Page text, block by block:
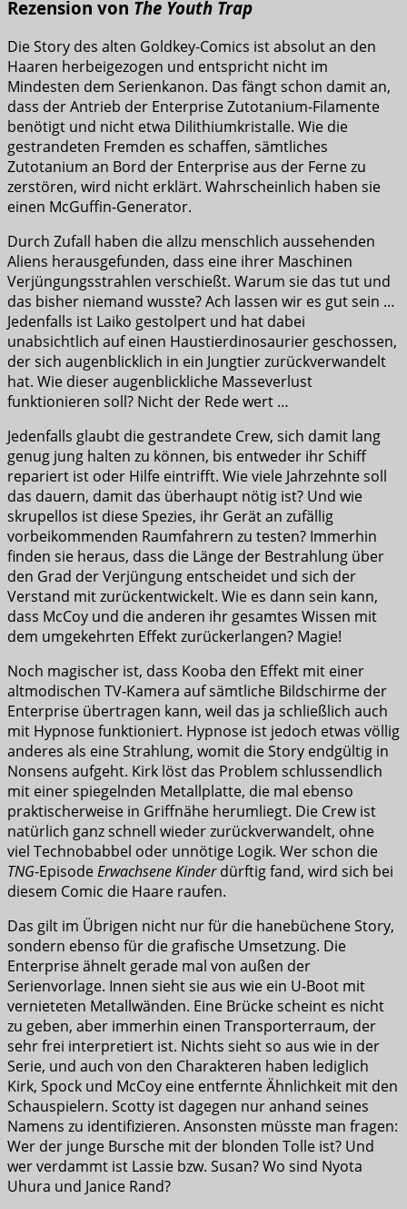
Rezension von The Youth Trap
Die Story des alten Goldkey-Comics ist absolut an den
Haaren herbeigezogen und entspricht nicht im
Mindesten dem Serienkanon. Das fängt schon damit an,
dass der Antrieb der Enterprise Zutotanium-Filamente
benötigt und nicht etwa Dilithiumkristalle. Wie die
gestrandeten Fremden es schaffen, sämtliches
Zutotanium an Bord der Enterprise aus der Ferne zu
zerstören, wird nicht erklärt. Wahrscheinlich haben sie
einen McGuffin-Generator.
Durch Zufall haben die allzu menschlich aussehenden
Aliens herausgefunden, dass eine ihrer Maschinen
Verjüngungsstrahlen verschießt. Warum sie das tut und
das bisher niemand wusste? Ach lassen wir es gut sein …
Jedenfalls ist Laiko gestolpert und hat dabei
unabsichtlich auf einen Haustierdinosaurier geschossen,
der sich augenblicklich in ein Jungtier zurückverwandelt
hat. Wie dieser augenblickliche Masseverlust
funktionieren soll? Nicht der Rede wert …
Jedenfalls glaubt die gestrandete Crew, sich damit lang
genug jung halten zu können, bis entweder ihr Schiff
repariert ist oder Hilfe eintrifft. Wie viele Jahrzehnte soll
das dauern, damit das überhaupt nötig ist? Und wie
skrupellos ist diese Spezies, ihr Gerät an zufällig
vorbeikommenden Raumfahrern zu testen? Immerhin
finden sie heraus, dass die Länge der Bestrahlung über
den Grad der Verjüngung entscheidet und sich der
Verstand mit zurückentwickelt. Wie es dann sein kann,
dass McCoy und die anderen ihr gesamtes Wissen mit
dem umgekehrten Effekt zurückerlangen? Magie!
Noch magischer ist, dass Kooba den Effekt mit einer
altmodischen TV-Kamera auf sämtliche Bildschirme der
Enterprise übertragen kann, weil das ja schließlich auch
mit Hypnose funktioniert. Hypnose ist jedoch etwas völlig
anderes als eine Strahlung, womit die Story endgültig in
Nonsens aufgeht. Kirk löst das Problem schlussendlich
mit einer spiegelnden Metallplatte, die mal ebenso
praktischerweise in Griffnähe herumliegt. Die Crew ist
natürlich ganz schnell wieder zurückverwandelt, ohne
viel Technobabbel oder unnötige Logik. Wer schon die
TNG-EpisodeErwachsene Kinderdürftig fand, wird sich bei
diesem Comic die Haare raufen.
Das gilt im Übrigen nicht nur für die hanebüchene Story,
sondern ebenso für die grafische Umsetzung. Die
Enterprise ähnelt gerade mal von außen der
Serienvorlage. Innen sieht sie aus wie ein U-Boot mit
vernieteten Metallwänden. Eine Brücke scheint es nicht
zu geben, aber immerhin einen Transporterraum, der
sehr frei interpretiert ist. Nichts sieht so aus wie in der
Serie, und auch von den Charakteren haben lediglich
Kirk, Spock und McCoy eine entfernte Ähnlichkeit mit den
Schauspielern. Scotty ist dagegen nur anhand seines
Namens zu identifizieren. Ansonsten müsste man fragen:
Wer der junge Bursche mit der blonden Tolle ist? Und
wer verdammt ist Lassie bzw. Susan? Wo sind Nyota
Uhura und Janice Rand?